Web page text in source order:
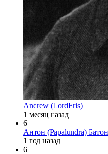
Andrew (LordEris)
1 месяц назад
6
Антон (Papalundra) Батон
1 год назад
6